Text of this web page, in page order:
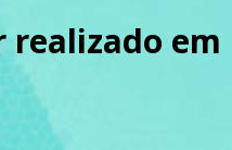
realizado em